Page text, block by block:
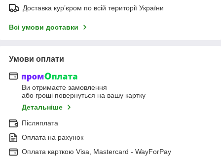
Доставка кур’єром по всій території України
Всі умови доставки
Умови оплати
Ви отримаєте замовлення
або гроші повернуться на вашу картку
Детальніше
Післяплата
Оплата на рахунок
Оплата карткою Visa, Mastercard - WayForPay